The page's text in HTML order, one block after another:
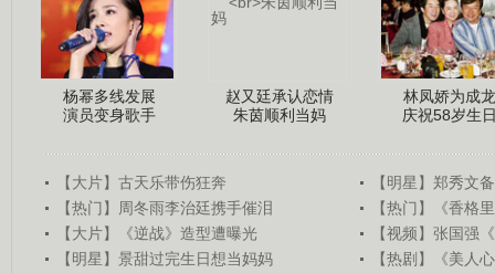
杨幂多线发展
演员变身歌手
赵又廷承认恋情
朱茵顺利当妈
林凤娇为成龙
庆祝58岁生
【大片】古天乐带伤狂奔
【明星】郑秀文
【热门】周冬雨李治廷携手催泪
【热门】《香格
【大片】《逆战》造型遭曝光
【视频】张国强
【明星】景甜过完生日想当妈妈
【热剧】《美人